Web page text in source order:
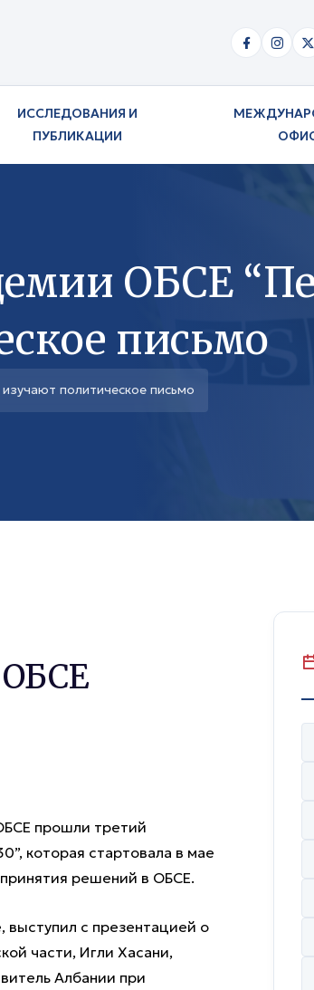
ИССЛЕДОВАНИЯ И
ПУБЛИКАЦИИ
ОБСЕ
письмо
политическое письмо
прошли третий
которая стартовала в мае
решений в ОБСЕ.
с презентацией о
части, Игли Хасани,
Албании при